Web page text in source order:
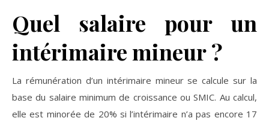
Quel salaire pour un
intérimaire mineur ?
La rémunération d’un intérimaire mineur se calcule sur la
base du salaire minimum de croissance ou SMIC. Au calcul,
elle est minorée de 20% si l’intérimaire n’a pas encore 17